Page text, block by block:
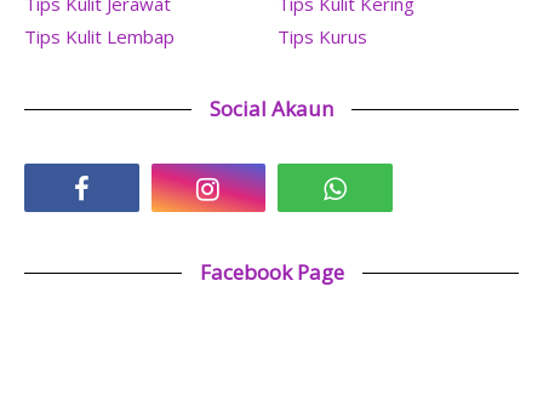
Tips Kulit Lembap
Tips Kurus
Social Akaun
Facebook Page